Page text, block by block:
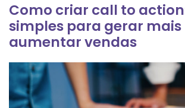
Como criar call to
simples para gerar mais
aumentar vendas